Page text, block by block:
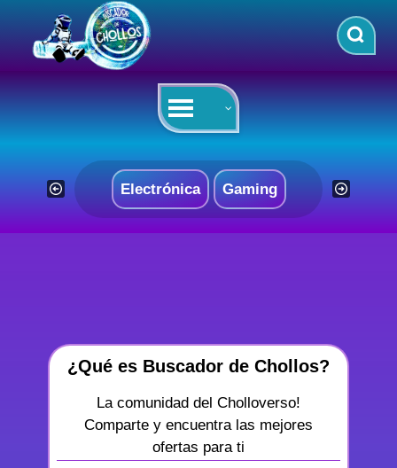
contenido
Electrónica Gaming
¿Qué es Buscador de Chollos?
La comunidad del Cholloverso!
Comparte y encuentra las mejores
ofertas para ti